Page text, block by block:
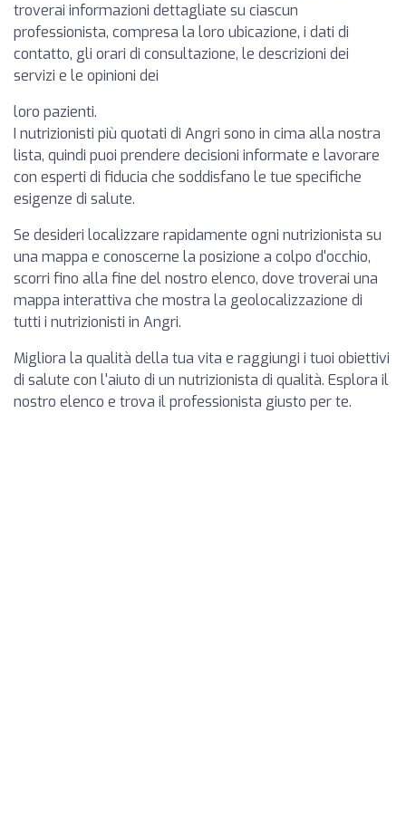
troverai informazioni dettagliate su ciascun
professionista, compresa la loro ubicazione, i dati di
contatto, gli orari di consultazione, le descrizioni dei
servizi e le opinioni dei
loro pazienti.
I nutrizionisti più quotati di Angri sono in cima alla nostra
lista, quindi puoi prendere decisioni informate e lavorare
con esperti di fiducia che soddisfano le tue specifiche
esigenze di salute.
Se desideri localizzare rapidamente ogni nutrizionista su
una mappa e conoscerne la posizione a colpo d'occhio,
scorri fino alla fine del nostro elenco, dove troverai una
mappa interattiva che mostra la geolocalizzazione di
tutti i nutrizionisti in Angri.
Migliora la qualità della tua vita e raggiungi i tuoi obiettivi
di salute con l'aiuto di un nutrizionista di qualità. Esplora il
nostro elenco e trova il professionista giusto per te.